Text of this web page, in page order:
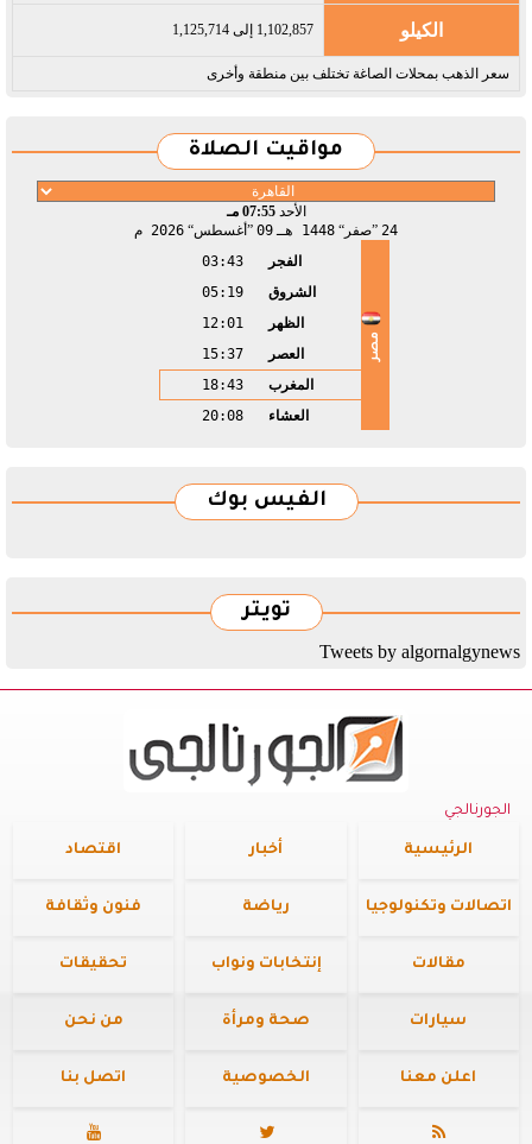
الكيلو 1,102,857 إلى 1,125,714
سعر الذهب بمحلات الصاغة تختلف بين منطقة وأخرى
مواقيت الصلاة
الأحد07:55 مـ
24 صفر 1448 هـ 09 أغسطس 2026 م
مصر
الفجر
03:43
الشروق
05:19
الظهر
12:01
العصر
15:37
المغرب
18:43
العشاء
20:08
الفيس بوك
تويتر
Tweets by algornalgynews
الجورنالجي
الرئيسية أخبار اقتصاد
اتصالات وتكنولوجيا رياضة فنون وثقافة
مقالات إنتخابات ونواب تحقيقات
سيارات صحة ومرأة من نحن
اعلن معنا الخصوصية اتصل بنا


